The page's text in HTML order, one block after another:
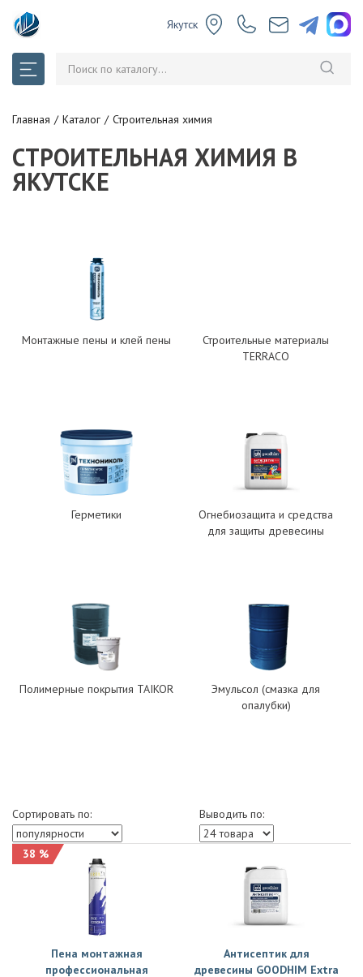
Якутск
Главная Каталог Строительная химия
СТРОИТЕЛЬНАЯ ХИМИЯ В
ЯКУТСКЕ
Монтажные пены и клей пены
Строительные материалы
TERRACO
Герметики
Огнебиозащита и средства
для защиты древесины
Полимерные покрытия TAIKOR
Эмульсол (смазка для
опалубки)
Сортировать по: Выводить по:
38 %
Пена монтажная
профессиональная
Антисептик для
древесины GOODHIM Extra